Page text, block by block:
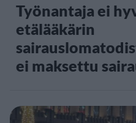
Työnantaja ei
etälääkärin
ei maksettu